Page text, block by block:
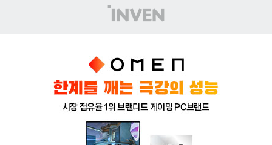
(주)
인